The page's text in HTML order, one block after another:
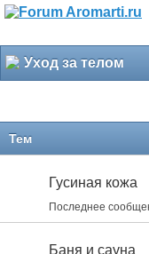
Уход за телом
Тем
Гусиная кожа
Последнее
Баня и сауна